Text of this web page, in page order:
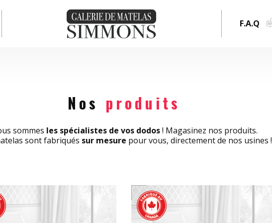
F.A.Q
Nos produits
sommes les spécialistes de vos dodos! Magasinez nos produits.
sont fabriqués sur mesure pour vous, directement de nos usines !